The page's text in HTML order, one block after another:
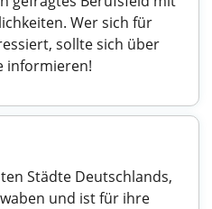
Wer sich für
sollte sich über
informieren!
Städte Deutschlands,
und ist für ihre